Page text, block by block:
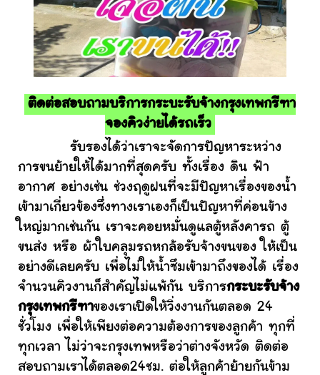
ติดต่อสอบถามบริการกระบะรับจ้างกรุงเทพกรีฑา
จองคิวง่ายได้รถเร็ว
รับรองได้ว่าเราจะจัดการปัญหาระหว่าง
การขนย้ายให้ได้มากที่สุดครับ ทั้งเรื่อง ดิน ฟ้า
อากาศ อย่างเช่น ช่วงฤดูฝนที่จะมีปัญหาเรื่องของน้ำ
เข้ามาเกี่ยวข้องซึ่งทางเราเองก็เป็นปัญหาที่ค่อนข้าง
ใหญ่มากเช่นกัน เราจะคอยหมั่นดูแลตู้หลังคารถ ตู้
ขนส่ง หรือ ผ้าใบคลุมรถหกล้อรับจ้างขนของ ให้เป็น
อย่างดีเลยครับ เพื่อไม่ให้น้ำซึมเข้ามาถึงของได้ เรื่อง
จำนวนคิวงานก็สำคัญไม่แพ้กัน บริการกระบะรับจ้าง
กรุงเทพกรีฑาของเราเปิดให้วิ่งงานกันตลอด 24
ชั่วโมง เพื่อให้เพียงต่อความต้องการของลูกค้า ทุกที่
ทุกเวลา ไม่ว่าจะกรุงเทพหรือว่าต่างจังหวัด ติดต่อ
สอบถามเราได้ตลอด24ชม. ต่อให้ลูกค้าย้ายกันข้าม